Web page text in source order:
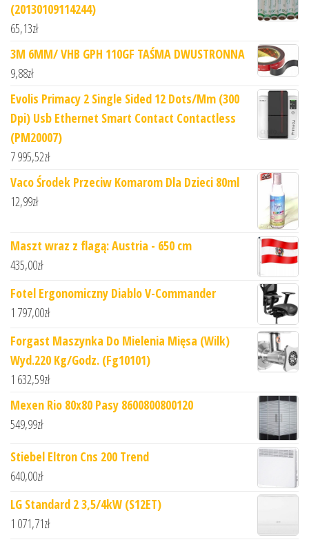
(20130109114244)
65,13zł
3M 6MM/ VHB GPH 110GF TAŚMA DWUSTRONNA
9,88zł
Evolis Primacy 2 Single Sided 12 Dots/Mm (300
Dpi) Usb Ethernet Smart Contact Contactless
(PM20007)
7 995,52zł
Vaco Środek Przeciw Komarom Dla Dzieci 80ml
12,99zł
Maszt wraz z flagą: Austria - 650 cm
435,00zł
Fotel Ergonomiczny Diablo V-Commander
1 797,00zł
Forgast Maszynka Do Mielenia Mięsa (Wilk)
Wyd.220 Kg/Godz. (Fg10101)
1 632,59zł
Mexen Rio 80x80 Pasy 8600800800120
549,99zł
Stiebel Eltron Cns 200 Trend
640,00zł
LG Standard 2 3,5/4kW (S12ET)
1 071,71zł